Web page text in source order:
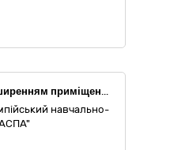
Реконструкція їдальні з розширенням приміщень державного підприємства "Олімпійський навчально-спортивний центр "Конча-Заспа" за адресою: 03131, м. Київ, вул. Столичне шосе, 19. Коригування.
навчально-